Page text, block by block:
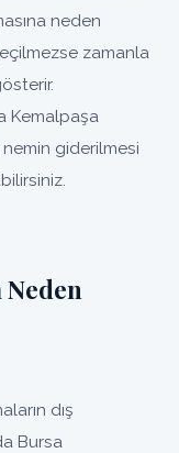
neden
zamanla
Kemalpaşa
giderilmesi
Neden
dış
Bursa